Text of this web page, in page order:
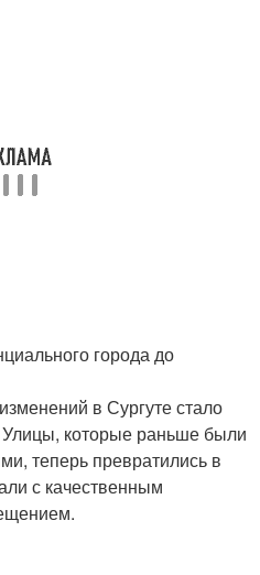
города до
в Сургуте стало
которые раньше были
теперь превратились в
с качественным